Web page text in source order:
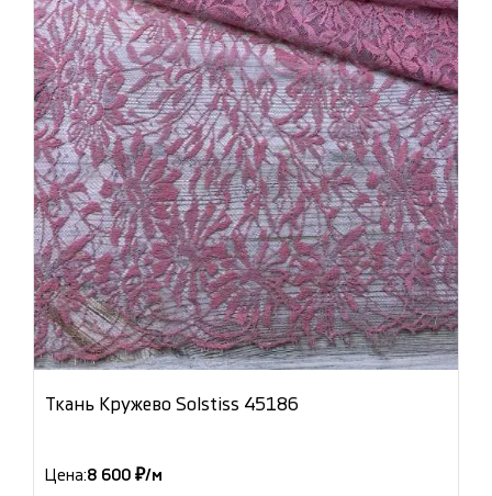
Ткань Кружево Solstiss 45186
Цена:8 600 ₽/м